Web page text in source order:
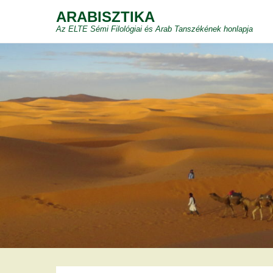
ARABISZTIKA
Az ELTE Sémi Filológiai és Arab Tanszékének honlapja